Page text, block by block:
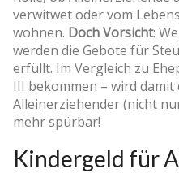
verwitwet oder vom
wohnen. Doch Vorsicht:
werden die Gebote für
erfüllt. Im Vergleich zu
III bekommen – wird
Alleinerziehender (nicht
mehr spürbar!
Kindergeld für